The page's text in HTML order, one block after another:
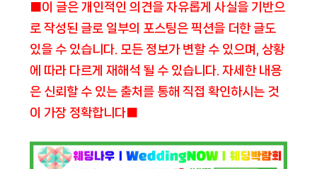
■이 글은 개인적인 의견을 자유롭게 사실을 기반으
로 작성된 글로 일부의 포스팅은 픽션을 더한 글도
있을 수 있습니다. 모든 정보가 변할 수 있으며, 상황
에 따라 다르게 재해석 될 수 있습니다. 자세한 내용
은 신뢰할 수 있는 출처를 통해 직접 확인하시는 것
이 가장 정확합니다■